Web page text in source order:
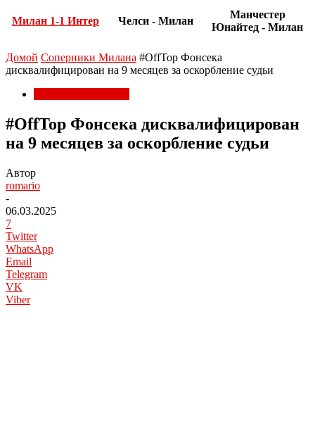
Милан 1-1 Интер Челси - Милан
Манчестер
Юнайтед - Милан
Домой Соперники Милана #OffTop Фонсека
дисквалифицирован на 9 месяцев за оскорбление судьи
#OffTop Фонсека дисквалифицирован
на 9 месяцев за оскорбление судьи
Автор
romario
-
06.03.2025
7
Twitter
WhatsApp
Email
Telegram
VK
Viber